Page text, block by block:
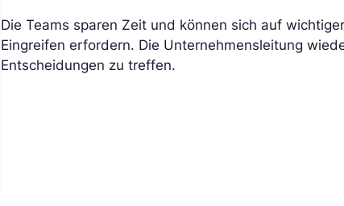
Die Teams sparen Zeit und können sich auf
Eingreifen erfordern. Die Unternehmensleitung
Entscheidungen zu treffen.